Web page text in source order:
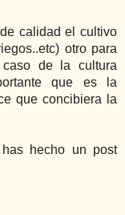
calidad el cultivo
otro para
de la cultura
que es la
que concibiera la
hecho un post